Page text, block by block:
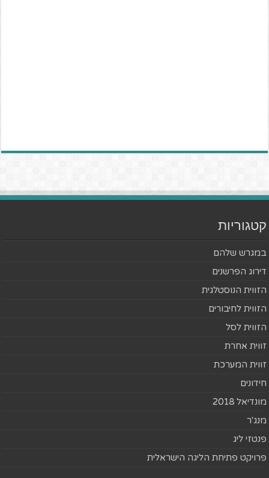
קטגוריות
במגרש שלהם
דירוג הפרשנים
הזווית הנוסטלגית
הזווית לחיבורים
הזווית לסל
זווית אחרת
זווית המערכת
חידונים
מונדיאל 2018
מנג'ר
פנטזי ליג
פרויקט פתיחת הליגה הישראלית